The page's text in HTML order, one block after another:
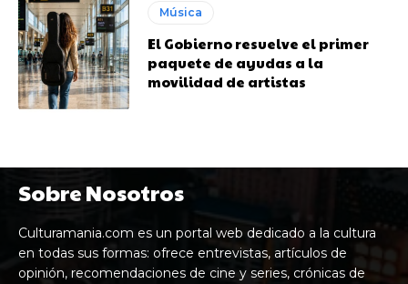
Música
El Gobierno resuelve el primer
paquete de ayudas a la
movilidad de artistas
Sobre Nosotros
Culturamania.com es un portal web dedicado a la cultura
en todas sus formas: ofrece entrevistas, artículos de
opinión, recomendaciones de cine y series, crónicas de